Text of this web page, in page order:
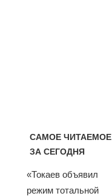
САМОЕ ЧИТАЕМОЕ
ЗА СЕГОДНЯ
«Токаев объявил
режим тотальной